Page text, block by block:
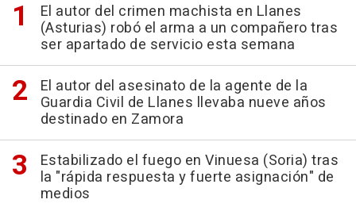
El autor del crimen machista en Llanes
(Asturias) robó el arma a un compañero tras
ser apartado de servicio esta semana
El autor del asesinato de la agente de la
Guardia Civil de Llanes llevaba nueve años
destinado en Zamora
Estabilizado el fuego en Vinuesa (Soria) tras
la "rápida respuesta y fuerte asignación" de
medios